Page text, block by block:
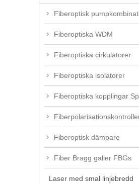
Fiberoptisk
Fiberoptiska WDM
Fiberoptiska cirkulatorer
Fiberoptiska isolatorer
Fiberoptiska kopplingar
Fiberoptisk dämpare
Fiber Bragg galler FBGs
Laser med smal linjebredd